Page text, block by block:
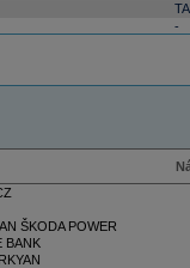
-
akcií.
ŠKODA POWER
BANK